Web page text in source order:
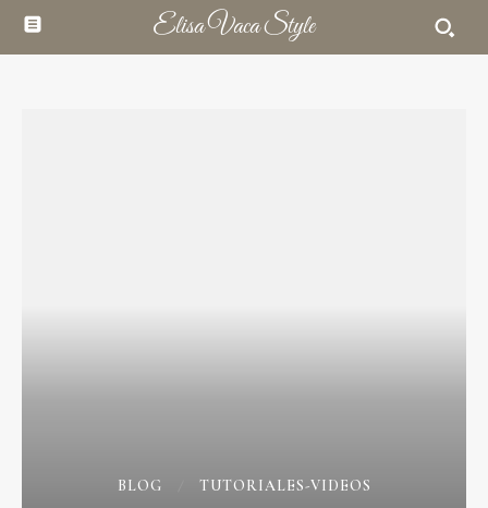
Elisa Vaca Style
BLOG TUTORIALES-VIDEOS